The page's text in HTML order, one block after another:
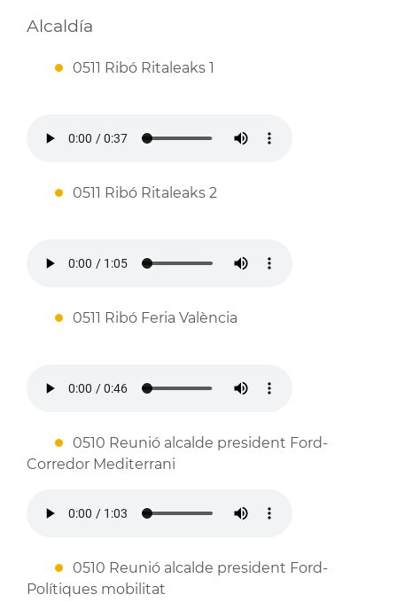
Alcaldía
0511 Ribó Ritaleaks 1
0511 Ribó Ritaleaks 2
0511 Ribó Feria València
0510 Reunió alcalde president Ford-
Corredor Mediterrani
0510 Reunió alcalde president Ford-
Polítiques mobilitat